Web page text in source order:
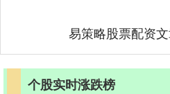
易策略股票配资
个股实时涨跌榜